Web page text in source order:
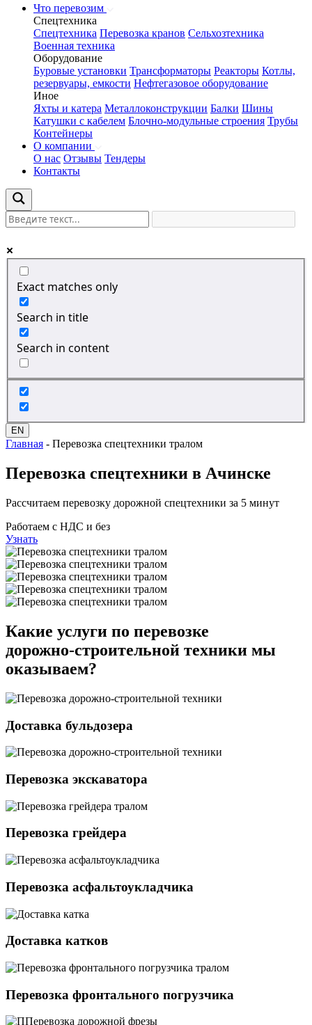
Что перевозим
Спецтехника
Спецтехника Перевозка кранов Сельхозтехника
Военная техника
Оборудование
Буровые установки Трансформаторы Реакторы Котлы,
резервуары, емкости Нефтегазовое оборудование
Иное
Яхты и катера Металлоконструкции Балки Шины
Катушки с кабелем Блочно-модульные строения Трубы
Контейнеры
О компании
О нас Отзывы Тендеры
Контакты
Exact matches only
Search in title
Search in content
EN
Главная - Перевозка спецтехники тралом
Перевозка спецтехники в Ачинске
Рассчитаем перевозку дорожной спецтехники за 5 минут
Работаем с НДС и без
Узнать
Какие услуги по перевозке
дорожно-строительной техники мы
оказываем?
Доставка бульдозера
Перевозка экскаватора
Перевозка грейдера
Перевозка асфальтоукладчика
Доставка катков
Перевозка фронтального погрузчика